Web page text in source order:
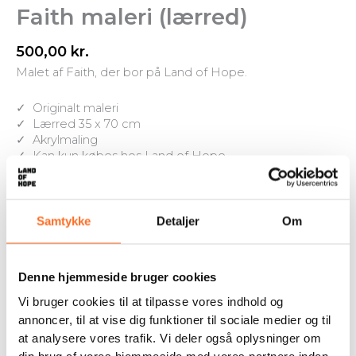
Samtykke Detaljer Om
Denne hjemmeside bruger cookies
Vi bruger cookies til at tilpasse vores indhold og
annoncer, til at vise dig funktioner til sociale medier og til
at analysere vores trafik. Vi deler også oplysninger om
Faith maleri (lærred)
500,00 kr.
Malet af Faith, der bor på Land of Hope.
✓ Originalt maleri
✓ Lærred 35 x 70 cm
✓ Akrylmaling
✓ Kan kun købes hos Land of Hope
Ikke på lager
Support the children Save lives